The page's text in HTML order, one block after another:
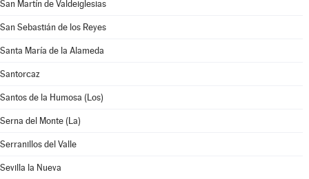
San Martín de Valdeiglesias
San Sebastián de los Reyes
Santa María de la Alameda
Santorcaz
Santos de la Humosa (Los)
Serna del Monte (La)
Serranillos del Valle
Sevilla la Nueva